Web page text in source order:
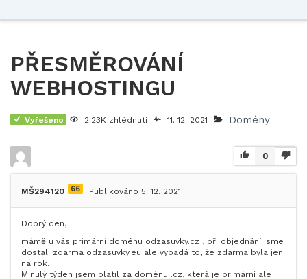
PŘESMĚROVÁNÍ
WEBHOSTINGU
Vyřešeno 2.23K zhlédnutí 11. 12. 2021 Domény
0
MŠ294120 66 Publikováno 5. 12. 2021
Dobrý den,
mámě u vás primární doménu odzasuvky.cz , při objednání jsme
dostali zdarma odzasuvky.eu ale vypadá to, že zdarma byla jen
na rok.
Minulý týden jsem platil za doménu .cz, která je primární ale